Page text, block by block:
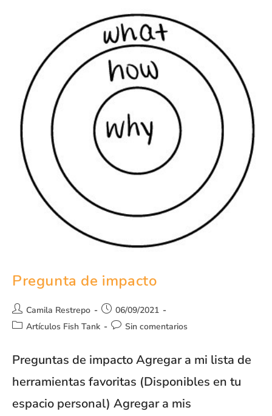
Pregunta de impacto
Camila Restrepo
06/09/2021
Artículos Fish Tank
Sin comentarios
Preguntas de impacto Agregar a mi lista de
herramientas favoritas (Disponibles en tu
espacio personal) Agregar a mis